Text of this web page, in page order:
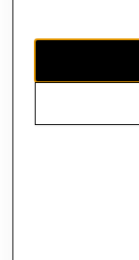
Chile ($)